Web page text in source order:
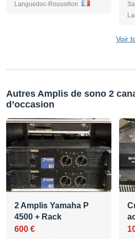
Languedoc-Roussillon
Voir
Autres Amplis de sono 2
d’occasion
2 Amplis Yamaha P
4500 + Rack
600 €